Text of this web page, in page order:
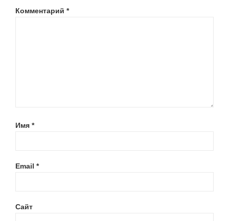
Комментарий *
Имя *
Email *
Сайт